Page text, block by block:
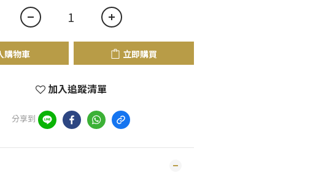
購物車 立即購買
加入追蹤清單
分享到